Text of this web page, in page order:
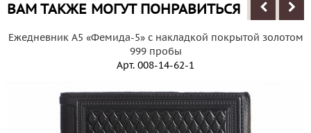
ВАМ ТАКЖЕ МОГУТ ПОНРАВИТЬСЯ
Ежедневник А5 «Фемида-5» с накладкой покрытой золотом
999 пробы
Арт. 008-14-62-1